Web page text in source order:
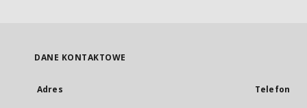
DANE KONTAKTOWE
Adres Telefon